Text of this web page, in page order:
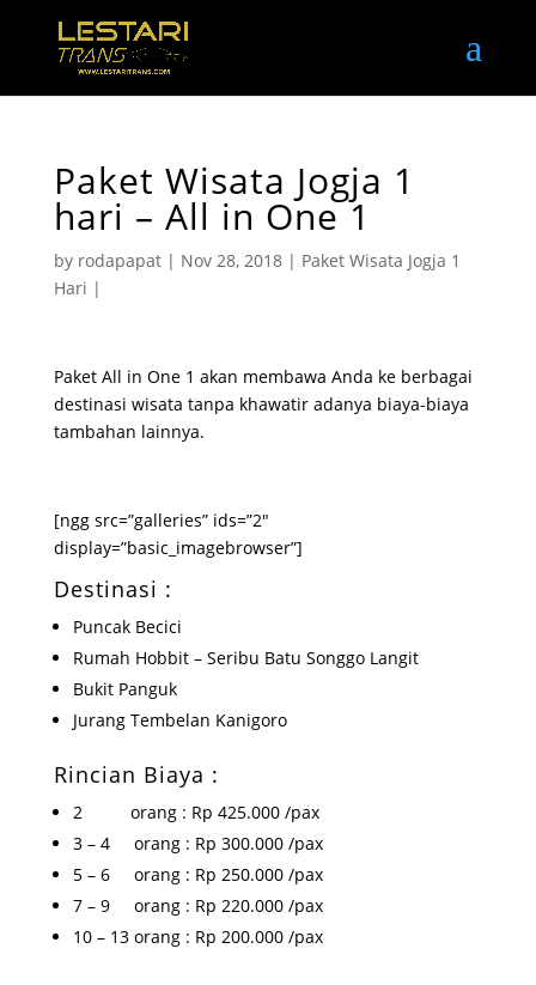
Paket Wisata Jogja 1
hari – All in One 1
by rodapapat| Nov 28, 2018| Paket Wisata Jogja 1
Hari |
Paket All in One 1 akan membawa Anda ke berbagai
destinasi wisata tanpa khawatir adanya biaya-biaya
tambahan lainnya.
[ngg src=”galleries” ids=”2″
display=”basic_imagebrowser”]
Destinasi :
Puncak Becici
Rumah Hobbit – Seribu Batu Songgo Langit
Bukit Panguk
Jurang Tembelan Kanigoro
Rincian Biaya :
2 orang : Rp 425.000 /pax
3 – 4 orang : Rp 300.000 /pax
5 – 6 orang : Rp 250.000 /pax
7 – 9 orang : Rp 220.000 /pax
10 – 13 orang : Rp 200.000 /pax